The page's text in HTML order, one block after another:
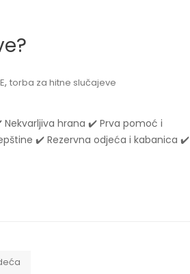
, torba za hitne slučajeve
hrana ✔️ Prva pomoć i
✔️ Rezervna odjeća i kabanica ✔️